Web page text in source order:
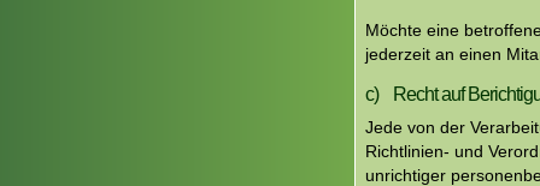
Möchte eine
jederzeit an einen
c) Recht auf
Jede von der
Richtlinien- und
unrichtiger